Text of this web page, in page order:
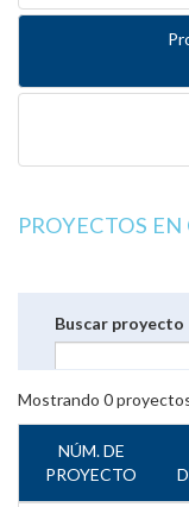
PROYECTOS
Buscar proyecto
Mostrando 0
NÚM. DE
PROYECTO